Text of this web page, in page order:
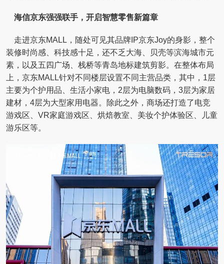
海信京东强强联手，开启智慧零售新篇章
走进京东MALL，随处可见其品牌IP京东Joy的身影，整个
装修时尚感、科技感十足，还不乏大海、贝壳等滨海城市元
素，以及五四广场、栈桥等青岛地标建筑剪影。在整体布局
上，京东MALL针对不同楼层设置不同主营品类，其中，1层
主要为个护用品、生活小家电，2层为电脑数码，3层为家居
建材，4层为大型家用电器。除此之外，商场还打造了电竞
游戏区、VR家庭游戏区、烘焙教室、美妆个护体验区、儿童
游乐区等。